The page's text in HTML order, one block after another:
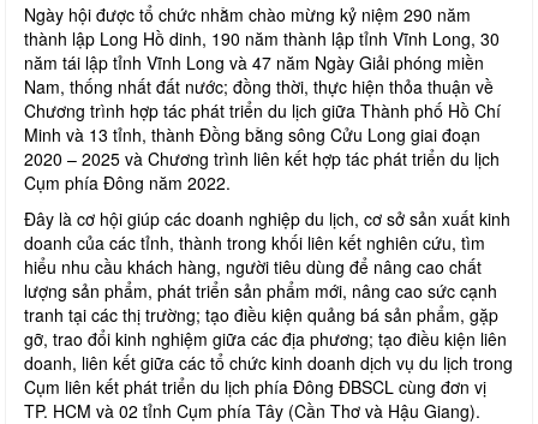
Ngày hội được tổ chức nhằm chào mừng kỷ niệm 290 năm
thành lập Long Hồ dinh, 190 năm thành lập tỉnh Vĩnh Long, 30
năm tái lập tỉnh Vĩnh Long và 47 năm Ngày Giải phóng miền
Nam, thống nhất đất nước; đồng thời, thực hiện thỏa thuận về
Chương trình hợp tác phát triển du lịch giữa Thành phố Hồ Chí
Minh và 13 tỉnh, thành Đồng bằng sông Cửu Long giai đoạn
2020 – 2025 và Chương trình liên kết hợp tác phát triển du lịch
Cụm phía Đông năm 2022.
Đây là cơ hội giúp các doanh nghiệp du lịch, cơ sở sản xuất kinh
doanh của các tỉnh, thành trong khối liên kết nghiên cứu, tìm
hiểu nhu cầu khách hàng, người tiêu dùng để nâng cao chất
lượng sản phẩm, phát triển sản phẩm mới, nâng cao sức cạnh
tranh tại các thị trường; tạo điều kiện quảng bá sản phẩm, gặp
gỡ, trao đổi kinh nghiệm giữa các địa phương; tạo điều kiện liên
doanh, liên kết giữa các tổ chức kinh doanh dịch vụ du lịch trong
Cụm liên kết phát triển du lịch phía Đông ĐBSCL cùng đơn vị
TP. HCM và 02 tỉnh Cụm phía Tây (Cần Thơ và Hậu Giang).